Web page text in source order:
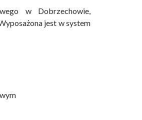
w Dobrzechowie,
jest w system